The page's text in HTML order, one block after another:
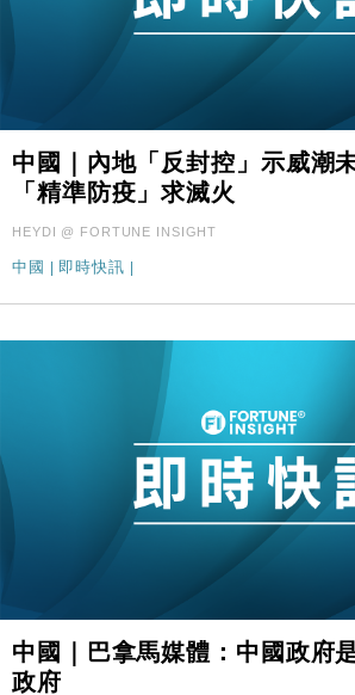
中國｜內地「反封控」示威潮
「精準防疫」求滅火
HEYDI @ FORTUNE INSIGHT
中國 | 即時快訊 |
中國｜巴拿馬媒體：中國政府
政府